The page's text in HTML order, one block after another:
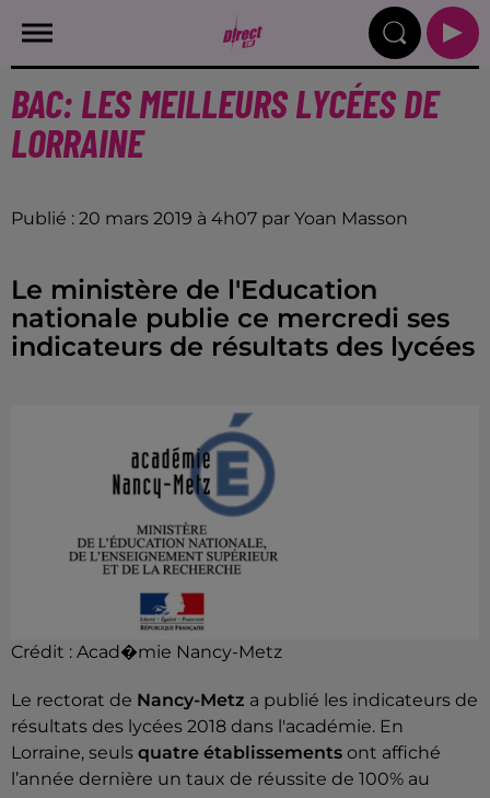
BAC: LES MEILLEURS LYCÉES DE
LORRAINE
Publié : 20 mars 2019 à 4h07 par Yoan Masson
Le ministère de l'Education
nationale publie ce mercredi ses
indicateurs de résultats des lycées
Crédit : Acad�mie Nancy-Metz
Le rectorat de Nancy-Metz a publié les indicateurs de
résultats des lycées 2018 dans l'académie. En
Lorraine, seuls quatre établissements ont affiché
l’année dernière un taux de réussite de 100% au